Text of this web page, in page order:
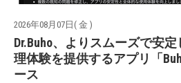
2026年08月07日( 金 )
Dr.Buho、よりスムーズで安
理体験を提供するアプリ「
ース